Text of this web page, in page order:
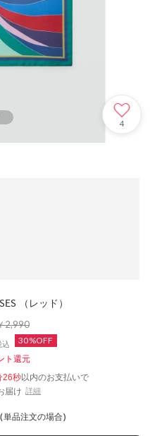
4
（レッド）
2,990
込 30%OFF
ト還元
25秒以内のお支払いで
届け 詳細
品注文の場合)